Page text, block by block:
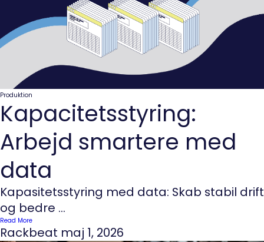
Produktion
Kapacitetsstyring:
Arbejd smartere med
data
Kapasitetsstyring med data: Skab stabil drift
og bedre ...
Read More
Rackbeat maj 1, 2026